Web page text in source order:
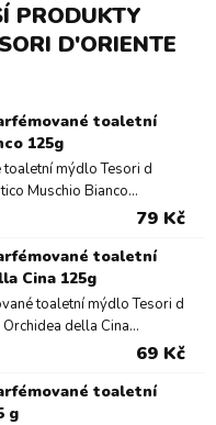
PRODUKTY
D'ORIENTE
toaletní
125g
toaletní mýdlo Tesori d
Muschio Bianco...
79 Kč
toaletní
Cina 125g
toaletní mýdlo Tesori d
della Cina...
69 Kč
toaletní
g